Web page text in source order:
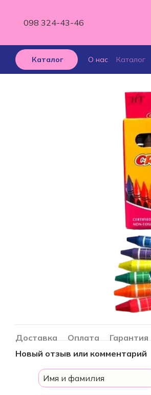
098 324-43-46
Каталог О нас Каталог
Доставка Оплата Гарантия
Новый отзыв или комментарий